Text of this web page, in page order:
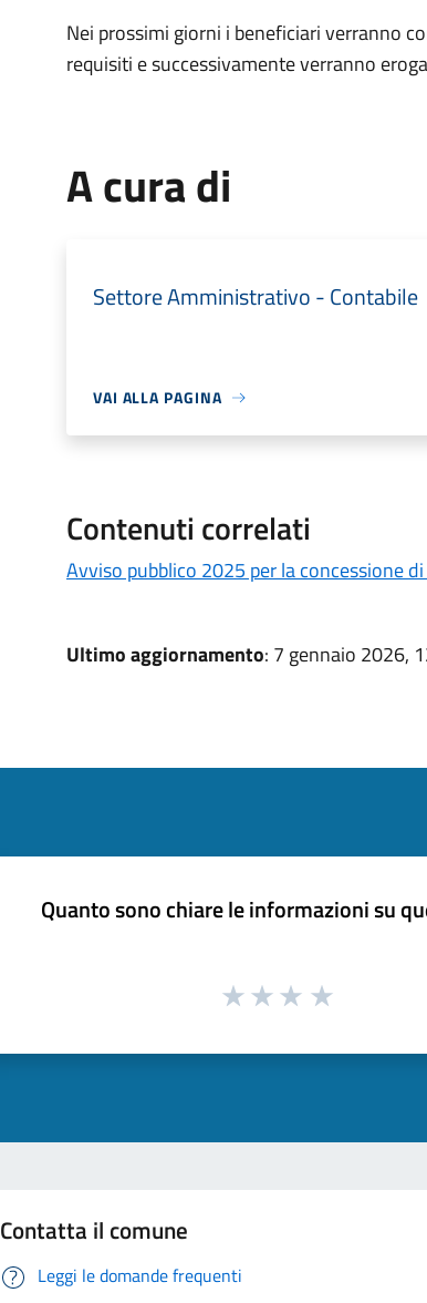
Nei prossimi giorni i beneficiari verranno
requisiti e successivamente verranno
A cura di
Settore Amministrativo - Contabile
VAI ALLA PAGINA
Contenuti correlati
Avviso pubblico 2025 per la concessione
Ultimo aggiornamento: 7 gennaio 2026,
Quanto sono chiare le informazioni su
Contatta il comune
Leggi le domande frequenti